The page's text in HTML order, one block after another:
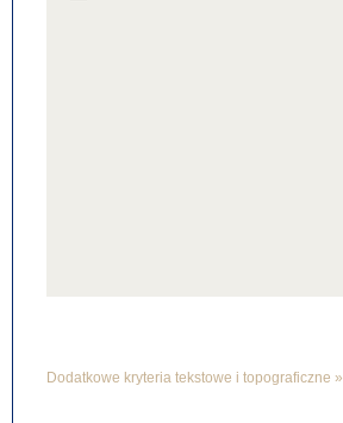
Dodatkowe kryteria tekstowe i topograficzne »